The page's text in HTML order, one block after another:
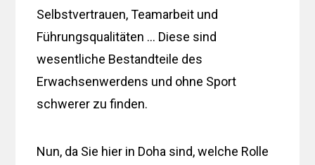
Selbstvertrauen, Teamarbeit und
Führungsqualitäten … Diese sind
wesentliche Bestandteile des
Erwachsenwerdens und ohne Sport
schwerer zu finden.
Nun, da Sie hier in Doha sind, welche Rolle